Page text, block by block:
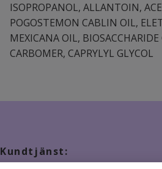
ISOPROPANOL, ALLANTOIN,
POGOSTEMON CABLIN OIL,
MEXICANA OIL,
CARBOMER, CAPRYLYL GLYCOL
Kundtjänst: